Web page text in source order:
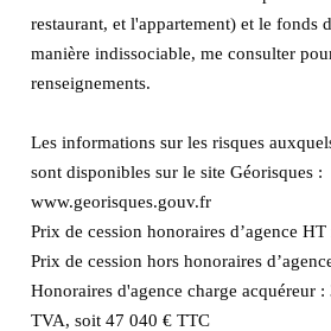
restaurant, et l'appartement) et le fonds
manière indissociable, me consulter
renseignements.
Les informations sur les risques
sont disponibles sur le site Géorisques :
www.georisques.gouv.fr
Prix de cession honoraires d’agence
Prix de cession hors honoraires
Honoraires d'agence charge acquéreur
TVA, soit 47 040 € TTC